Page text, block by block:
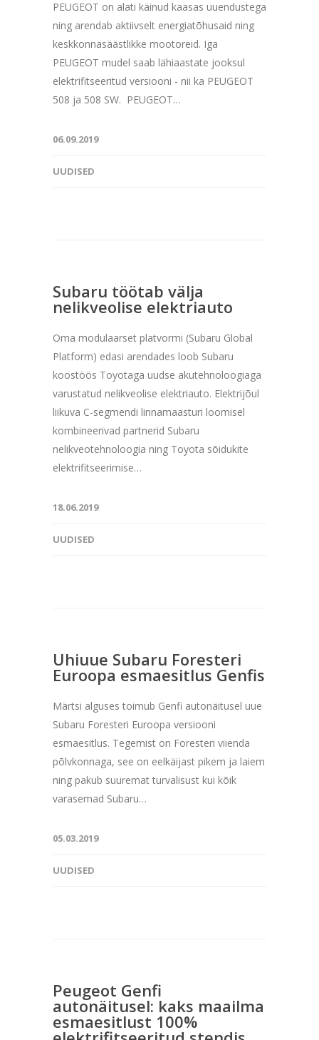
PEUGEOT on alati käinud kaasas uuendustega
ning arendab aktiivselt energiatõhusaid ning
keskkonnasäästlikke mootoreid. Iga
PEUGEOT mudel saab lähiaastate jooksul
elektrifitseeritud versiooni - nii ka PEUGEOT
508 ja 508 SW. PEUGEOT…
06.09.2019
UUDISED
Subaru töötab välja
nelikveolise elektriauto
Oma modulaarset platvormi (Subaru Global
Platform) edasi arendades loob Subaru
koostöös Toyotaga uudse akutehnoloogiaga
varustatud nelikveolise elektriauto. Elektrijõul
liikuva C-segmendi linnamaasturi loomisel
kombineerivad partnerid Subaru
nelikveotehnoloogia ning Toyota sõidukite
elektrifitseerimise…
18.06.2019
UUDISED
Uhiuue Subaru Foresteri
Euroopa esmaesitlus Genfis
Märtsi alguses toimub Genfi autonäitusel uue
Subaru Foresteri Euroopa versiooni
esmaesitlus. Tegemist on Foresteri viienda
põlvkonnaga, see on eelkäijast pikem ja laiem
ning pakub suuremat turvalisust kui kõik
varasemad Subaru…
05.03.2019
UUDISED
Peugeot Genfi
autonäitusel: kaks maailma
esmaesitlust 100%